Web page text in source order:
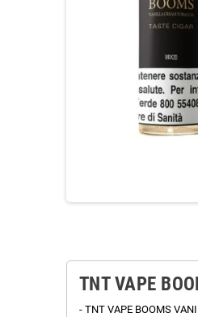
TNT VAPE
- TNT VAPE BOOMS